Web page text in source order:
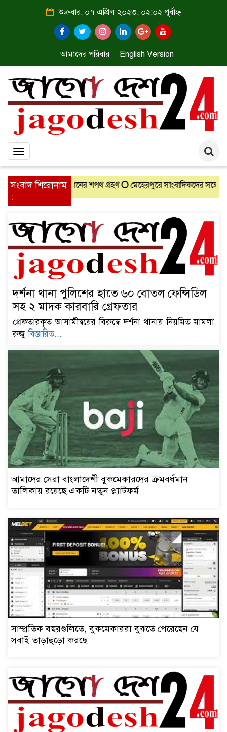
শুক্রবার, ০৭ এপ্রিল ২০২৩, ০২:০২ পূর্বাহ্ন
আমাদের পরিবার English Version
Toggle
navigation
সংবাদ শিরোনাম
:
শপথ গ্রহণ মেহেরপুরে সাংবাদিকদের সঙ্গে নবাগত জেলা
দর্শনা থানা পুলিশের হাতে ৬০ বোতল ফেন্সিডিল
সহ ২ মাদক কারবারি গ্রেফতার
গ্রেফতারকৃত আসামীদ্বয়ের বিরুদ্ধে দর্শনা থানায় নিয়মিত মামলা
রুজুবিস্তারিত...
আমাদের সেরা বাংলাদেশী বুকমেকারদের ক্রমবর্ধমান
তালিকায় রয়েছে একটি নতুন প্ল্যাটফর্ম
সাম্প্রতিক বছরগুলিতে, বুকমেকাররা বুঝতে পেরেছেন যে
সবাই তাড়াহুড়ো করছে